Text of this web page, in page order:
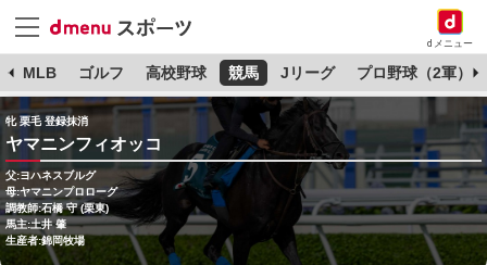
dメニュー
MLB ゴルフ 高校野球 競馬 Jリーグ プロ野球（2軍）
牝 栗毛 登録抹消
ヤマニンフィオッコ
父:ヨハネスブルグ
母:ヤマニンプロローグ
調教師:石橋 守 (栗東)
馬主:土井 肇
生産者:錦岡牧場